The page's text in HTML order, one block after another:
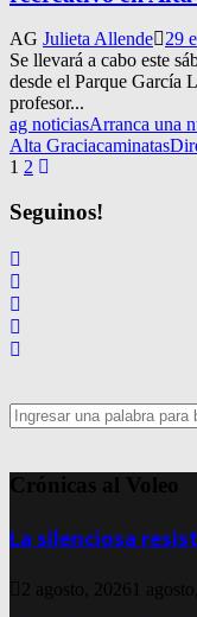
AG Julieta Allende 29
Se llevará a cabo este
desde el Parque García
profesor...
ag noticiasArranca una
Alta Graciacaminatas
Navegación
de
entradas
1 2
Seguinos!
Search
for:
Crónicas al Voleo
La silenciosa
2 agosto, 2026 1